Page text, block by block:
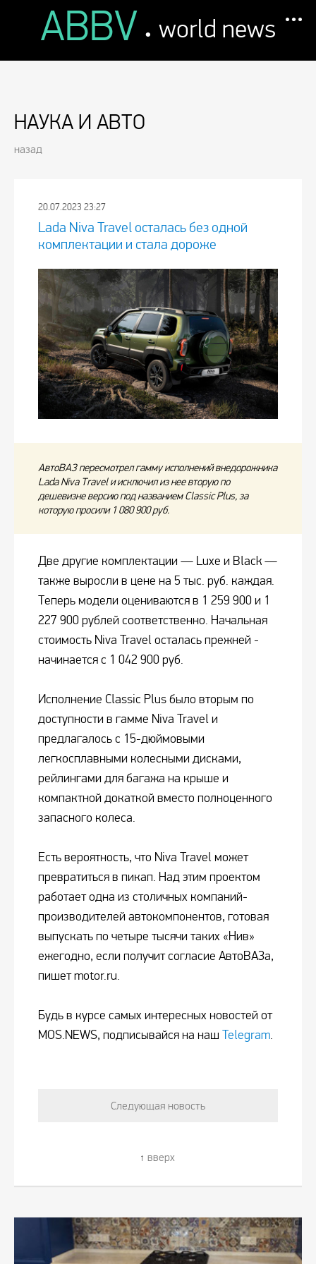
ABBV . world news
НАУКА И АВТО
назад
20.07.2023 23:27
Lada Niva Travel осталась без одной
комплектации и стала дороже
АвтоВАЗ пересмотрел гамму исполнений внедорожника
Lada Niva Travel и исключил из нее вторую по
дешевизне версию под названием Classic Plus, за
которую просили 1 080 900 руб.
Две другие комплектации — Luxe и Black —
также выросли в цене на 5 тыс. руб. каждая.
Теперь модели оцениваются в 1 259 900 и 1
227 900 рублей соответственно. Начальная
стоимость Niva Travel осталась прежней -
начинается с 1 042 900 руб.
Исполнение Classic Plus было вторым по
доступности в гамме Niva Travel и
предлагалось с 15-дюймовыми
легкосплавными колесными дисками,
рейлингами для багажа на крыше и
компактной докаткой вместо полноценного
запасного колеса.
Есть вероятность, что Niva Travel может
превратиться в пикап. Над этим проектом
работает одна из столичных компаний-
производителей автокомпонентов, готовая
выпускать по четыре тысячи таких «Нив»
ежегодно, если получит согласие АвтоВАЗа,
пишет motor.ru.
Будь в курсе самых интересных новостей от
MOS.NEWS, подписывайся на наш Telegram.
Следующая новость
вверх